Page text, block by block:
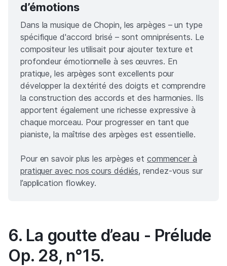
d’émotions
Dans la musique de Chopin, les arpèges – un type
spécifique d'accord brisé – sont omniprésents. Le
compositeur les utilisait pour ajouter texture et
profondeur émotionnelle à ses œuvres. En
pratique, les arpèges sont excellents pour
développer la dextérité des doigts et comprendre
la construction des accords et des harmonies. Ils
apportent également une richesse expressive à
chaque morceau. Pour progresser en tant que
pianiste, la maîtrise des arpèges est essentielle.
Pour en savoir plus les arpèges et commencer à
pratiquer avec nos cours dédiés, rendez-vous sur
l’application flowkey.
6. La goutte d’eau - Prélude
Op. 28, n°15.